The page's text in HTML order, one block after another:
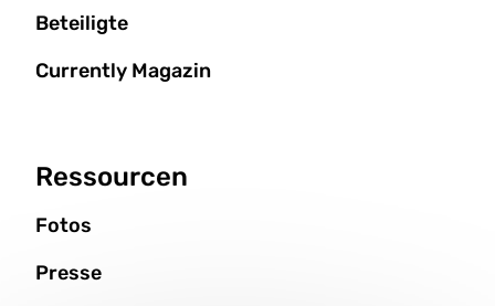
Beteiligte
Currently Magazin
Ressourcen
Fotos
Presse